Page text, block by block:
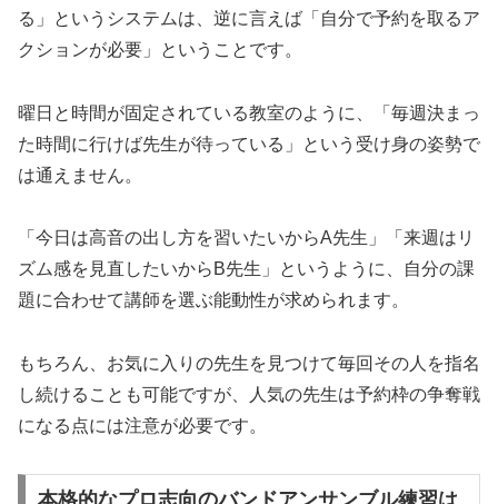
る」というシステムは、逆に言えば「自分で予約を取るア
クションが必要」ということです。
曜日と時間が固定されている教室のように、「毎週決まっ
た時間に行けば先生が待っている」という受け身の姿勢で
は通えません。
「今日は高音の出し方を習いたいからA先生」「来週はリ
ズム感を見直したいからB先生」というように、自分の課
題に合わせて講師を選ぶ能動性が求められます。
もちろん、お気に入りの先生を見つけて毎回その人を指名
し続けることも可能ですが、人気の先生は予約枠の争奪戦
になる点には注意が必要です。
本格的なプロ志向のバンドアンサンブル練習は